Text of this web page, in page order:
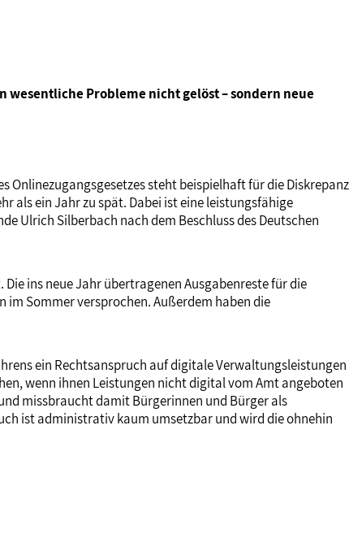
wesentliche Probleme nicht gelöst – sondern neue
Onlinezugangsgesetzes steht beispielhaft für die Diskrepanz
als ein Jahr zu spät. Dabei ist eine leistungsfähige
Ulrich Silberbach nach dem Beschluss des Deutschen
ins neue Jahr übertragenen Ausgabenreste für die
im Sommer versprochen. Außerdem haben die
ein Rechtsanspruch auf digitale Verwaltungsleistungen
wenn ihnen Leistungen nicht digital vom Amt angeboten
missbraucht damit Bürgerinnen und Bürger als
ist administrativ kaum umsetzbar und wird die ohnehin